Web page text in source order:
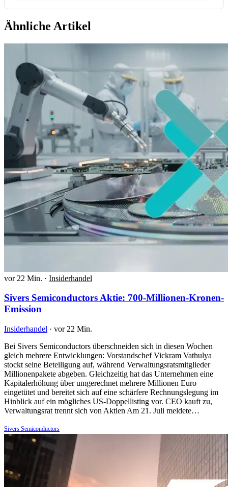
Ähnliche Artikel
vor 22 Min. · Insiderhandel
Sivers Semiconductors Aktie: 700-Millionen-Kronen-
Emission
Insiderhandel · vor 22 Min.
Bei Sivers Semiconductors überschneiden sich in diesen Wochen
gleich mehrere Entwicklungen: Vorstandschef Vickram Vathulya
stockt seine Beteiligung auf, während Verwaltungsratsmitglieder
Millionenpakete abgeben. Gleichzeitig hat das Unternehmen eine
Kapitalerhöhung über umgerechnet mehrere Millionen Euro
eingetütet und bereitet sich auf eine schärfere Rechnungslegung im
Hinblick auf ein mögliches US-Doppellisting vor. CEO kauft zu,
Verwaltungsrat trennt sich von Aktien Am 21. Juli meldete…
Sivers Semiconductors